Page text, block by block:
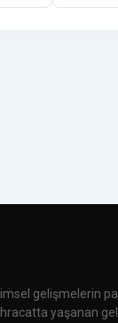
gelişmelerin
yaşanan